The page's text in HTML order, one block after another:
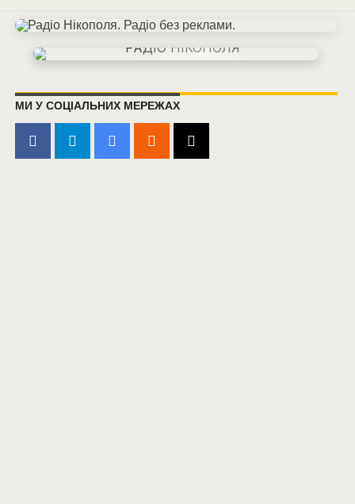
МИ У СОЦІАЛЬНИХ МЕРЕЖАХ